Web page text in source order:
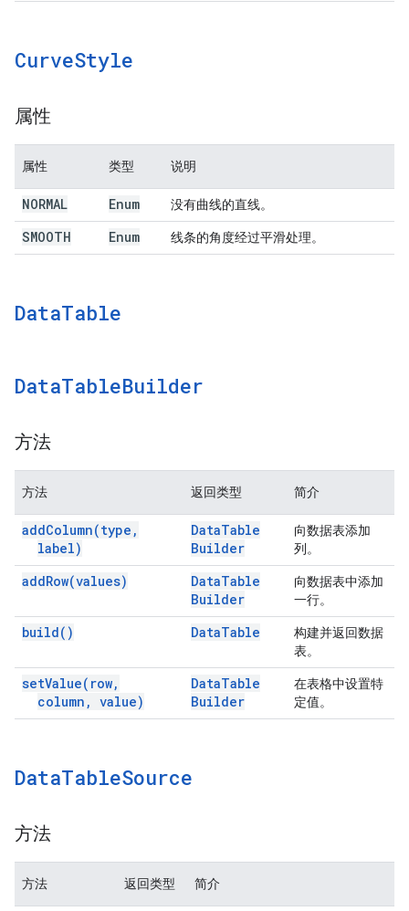
CurveStyle
属性
属性 类型 说明
NORMAL Enum 没有曲线的直线。
SMOOTH Enum 线条的角度经过平滑处理。
DataTable
DataTableBuilder
方法
方法 返回类型 简介
addColumn(type ,
label)
DataTable
Builder
向数据表添加
列。
addRow(values) DataTable
Builder
向数据表中添加
一行。
build( ) DataTable
构建并返回数据
表。
setValue( row,
column , value)
DataTable
Builder
在表格中设置特
定值。
DataTableSource
方法
方法 返回类型 简介